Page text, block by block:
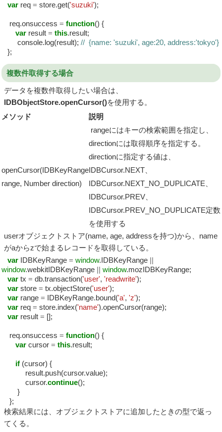
var req = store.get('suzuki');
req.onsuccess = function() {
var result = this.result;
console.log(result); // {name: 'suzuki', age:20, address:'tokyo'}
};
複数件取得する場合
データを複数件取得したい場合は、
IDBObjectStore.openCursor()を使用する。
メソッド
説明
openCursor(IDBKeyRange
range, Number direction)
rangeにはキーの検索範囲を指定し、
directionには取得順序を指定する。
directionに指定する値は、
IDBCursor.NEXT、
IDBCursor.NEXT_NO_DUPLICATE、
IDBCursor.PREV、
IDBCursor.PREV_NO_DUPLICATE定数
を使用する
userオブジェクトストア(name, age, addressを持つ)から、name
がaからzで始まるレコードを取得している。
var IDBKeyRange = window.IDBKeyRange ||
window.webkitIDBKeyRange || window.mozIDBKeyRange;
var tx = db.transaction('user', 'readwrite');
var store = tx.objectStore('user');
var range = IDBKeyRange.bound('a', 'z');
var req = store.index('name').openCursor(range);
var result = [];
req.onsuccess = function() {
var cursor = this.result;
if (cursor) {
result.push(cursor.value);
cursor.continue();
}
};
検索結果には、オブジェクトストアに追加したときの型で返っ
てくる。